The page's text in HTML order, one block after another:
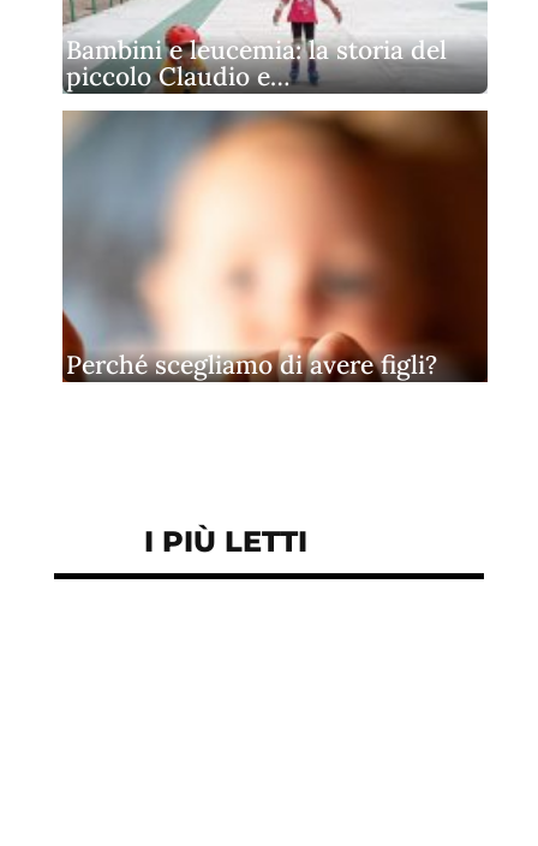
Bambini e leucemia: la storia del
piccolo Claudio e…
Perché scegliamo di avere figli?
I PIÙ LETTI